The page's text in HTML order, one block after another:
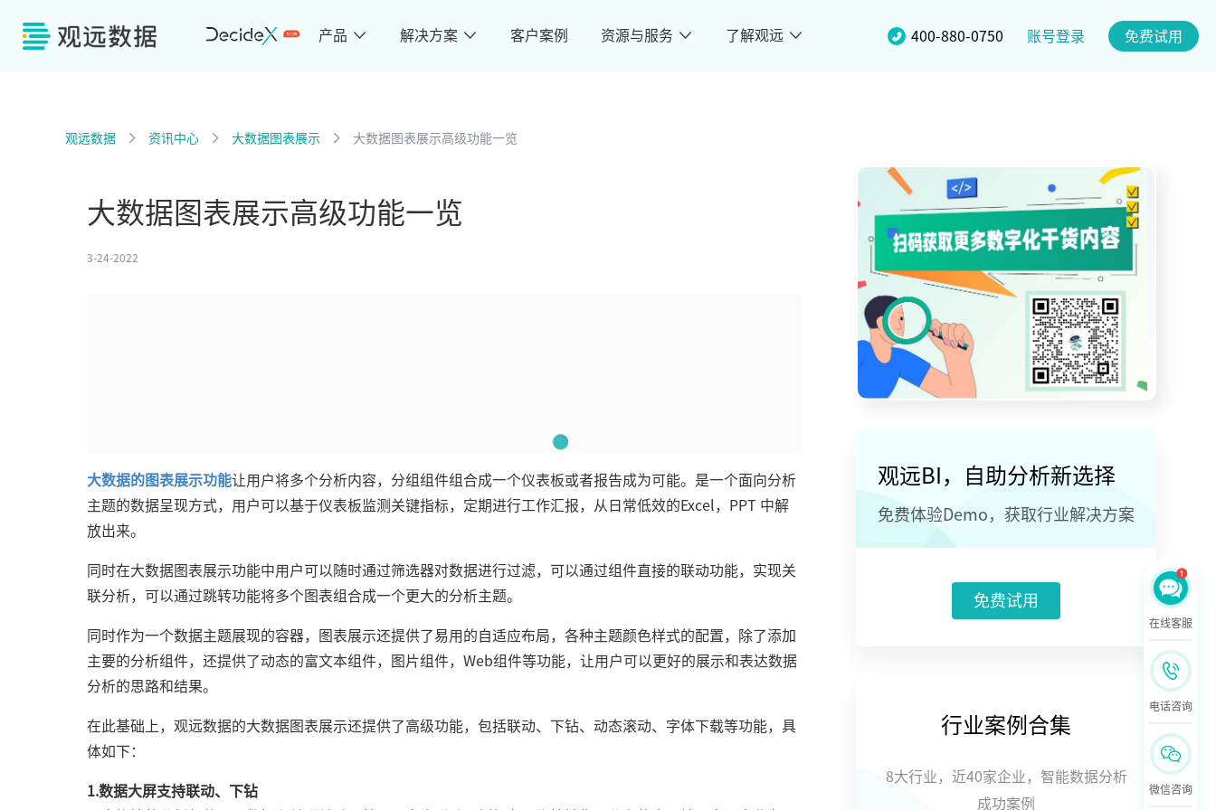
产品 解决方案 客户案例 资源与服务 了解观远 400-880-0750 账号登录 免费试用
观远数据 资讯中心 大数据图表展示 大数据图表展示高级功能一览
大数据图表展示高级功能一览
3-24-2022
大数据的图表展示功能让用户将多个分析内容，分组组件组合成一个仪表板或者报告成为可能。是一个面向分析
主题的数据呈现方式，用户可以基于仪表板监测关键指标，定期进行工作汇报，从日常低效的Excel，PPT 中解
放出来。
同时在大数据图表展示功能中用户可以随时通过筛选器对数据进行过滤，可以通过组件直接的联动功能，实现关
联分析，可以通过跳转功能将多个图表组合成一个更大的分析主题。
同时作为一个数据主题展现的容器，图表展示还提供了易用的自适应布局，各种主题颜色样式的配置，除了添加
主要的分析组件，还提供了动态的富文本组件，图片组件，Web组件等功能，让用户可以更好的展示和表达数据
分析的思路和结果。
在此基础上，观远数据的大数据图表展示还提供了高级功能，包括联动、下钻、动态滚动、字体下载等功能，具
体如下：
1.数据大屏支持联动、下钻
观远BI，自助分析新选择
免费体验Demo，获取行业解决方案
免费试用
行业案例合集
8大行业，近40家企业，智能数据分析
成功案例
在线客服
电话咨询
微信咨询